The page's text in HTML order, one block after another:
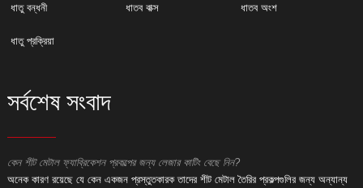
ধাতু বন্ধনী ধাতব বাক্স ধাতব অংশ
ধাতু প্রক্রিয়া
সর্বশেষ সংবাদ
কেন শীট মেটাল ফ্যাব্রিকেশন প্রকল্পের জন্য লেজার কাটিং বেছে নিন?
অনেক কারণ রয়েছে যে কেন একজন প্রস্তুতকারক তাদের শীট মেটাল তৈরির প্রকল্পগুলির জন্য অন্যান্য